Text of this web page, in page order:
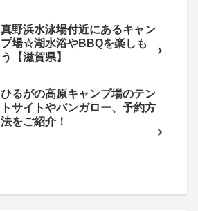
真野浜水泳場付近にあるキャン
プ場☆湖水浴やBBQを楽しも
う【滋賀県】
ひるがの高原キャンプ場のテン
トサイトやバンガロー、予約方
法をご紹介！